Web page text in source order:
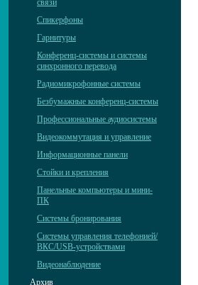
связи
Спикерфоны
Гарнитуры
Конференц-системы и системы
синхронного перевода
Радиомикрофонные системы
Безбумажные конференц-системы
Профессиональные аудиосистемы
Видеокоммутация и управление
Информационные панели
Стойки и крепления
Панельные компьютеры и мини-
ПК
Системы бронирования
Системы управления телефонией/
ВКС/USB-устройствами
Видеонаблюдение
Архив